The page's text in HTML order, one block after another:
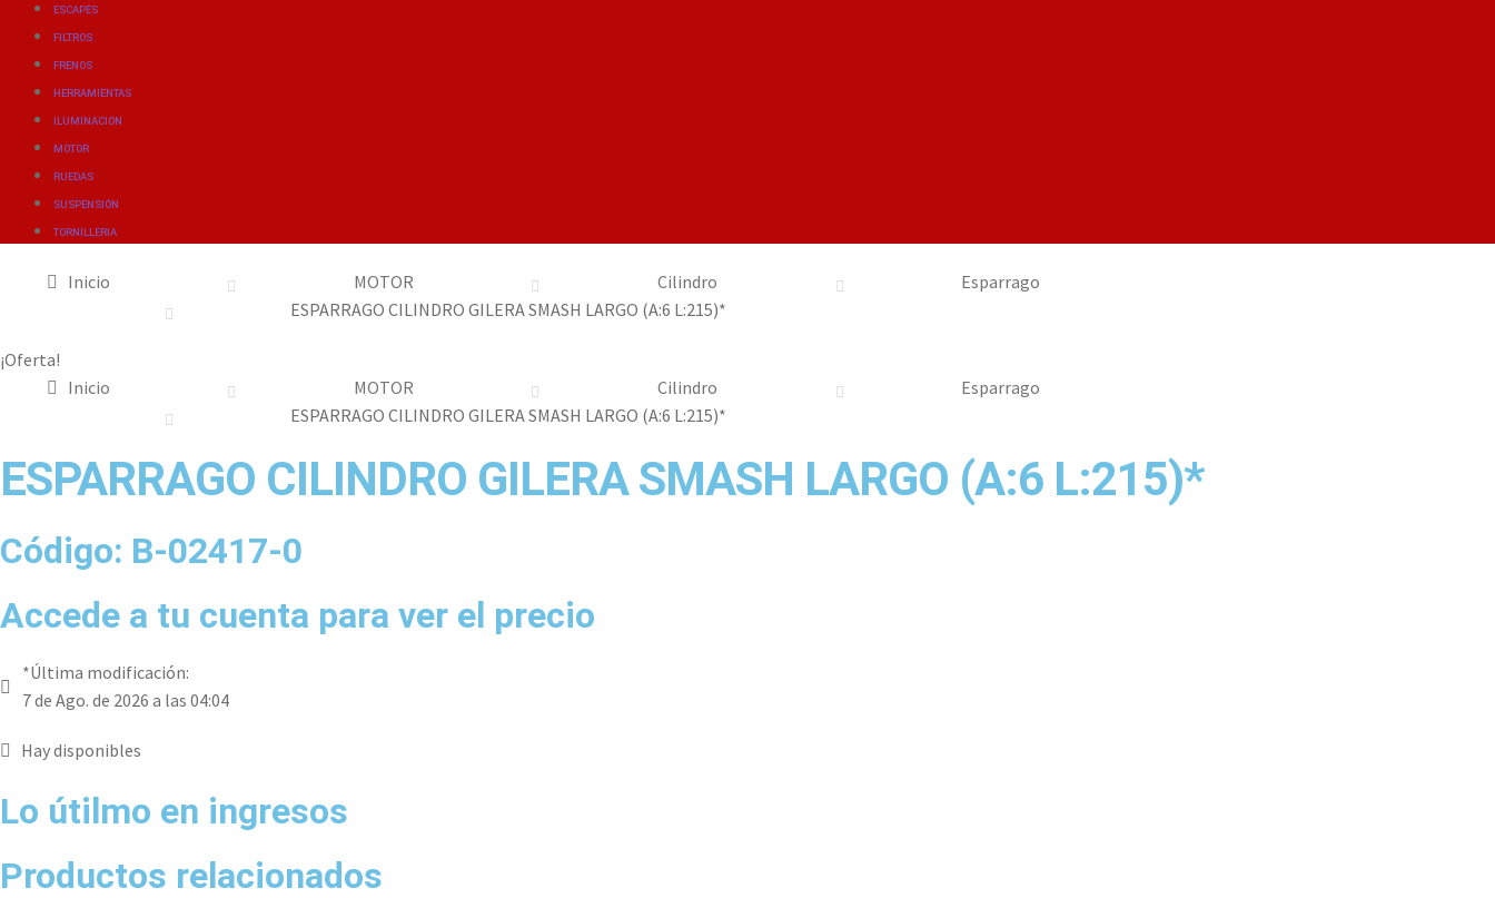
ESCAPES
FILTROS
FRENOS
HERRAMIENTAS
ILUMINACION
MOTOR
RUEDAS
SUSPENSIÓN
TORNILLERIA
Inicio MOTOR Cilindro
Esparrago
ESPARRAGO CILINDRO GILERA SMASH LARGO (A:6 L:215)*
¡Oferta!
Inicio
MOTOR Cilindro
Esparrago
ESPARRAGO CILINDRO GILERA SMASH LARGO (A:6 L:215)*
ESPARRAGO CILINDRO GILERA SMASH LARGO (A:6 L:215)*
Código: B-02417-0
Accede a tu cuenta para ver el precio
*Última modificación:
7 de Ago. de 2026 a las 04:04
Hay disponibles
Lo útilmo en ingresos
Productos relacionados